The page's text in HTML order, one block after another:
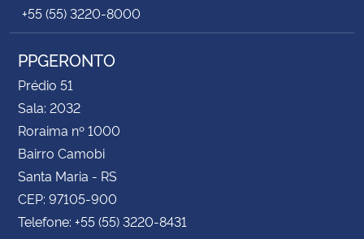
+55 (55) 3220-8000
PPGERONTO
Prédio 51
Sala: 2032
Roraima nº 1000
Bairro Camobi
Santa Maria - RS
CEP: 97105-900
Telefone: +55 (55) 3220-8431